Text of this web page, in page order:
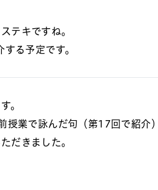
テキですね。
る予定です。
。
業で詠んだ句（第17回で紹介）
だきました。